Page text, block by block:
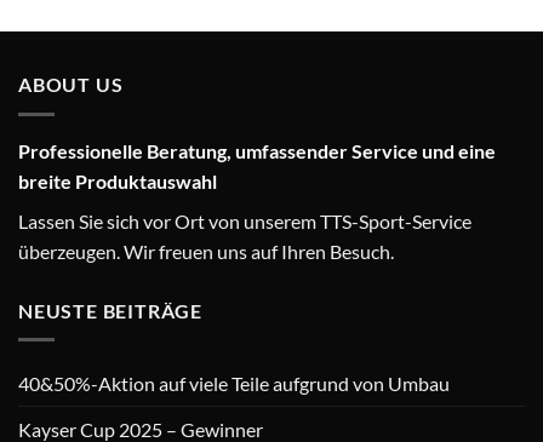
ABOUT US
Professionelle Beratung, umfassender Service und eine
breite Produktauswahl
Lassen Sie sich vor Ort von unserem TTS-Sport-Service
überzeugen. Wir freuen uns auf Ihren Besuch.
NEUSTE BEITRÄGE
40&50%-Aktion auf viele Teile aufgrund von Umbau
Kayser Cup 2025 – Gewinner